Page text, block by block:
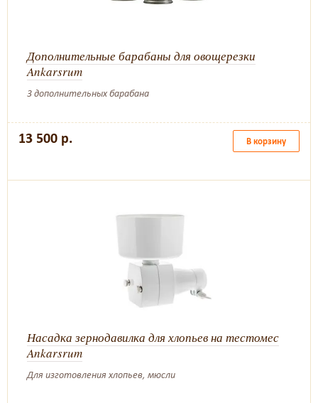
Дополнительные барабаны для овощерезки
Ankarsrum
3 дополнительных барабана
13 500 р. В корзину
Насадка зернодавилка для хлопьев на тестомес
Ankarsrum
Для изготовления хлопьев, мюсли